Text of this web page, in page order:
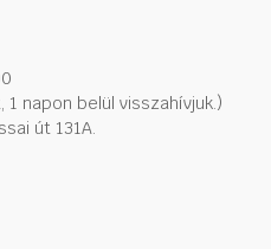
napon belül visszahívjuk.)
út 131A.